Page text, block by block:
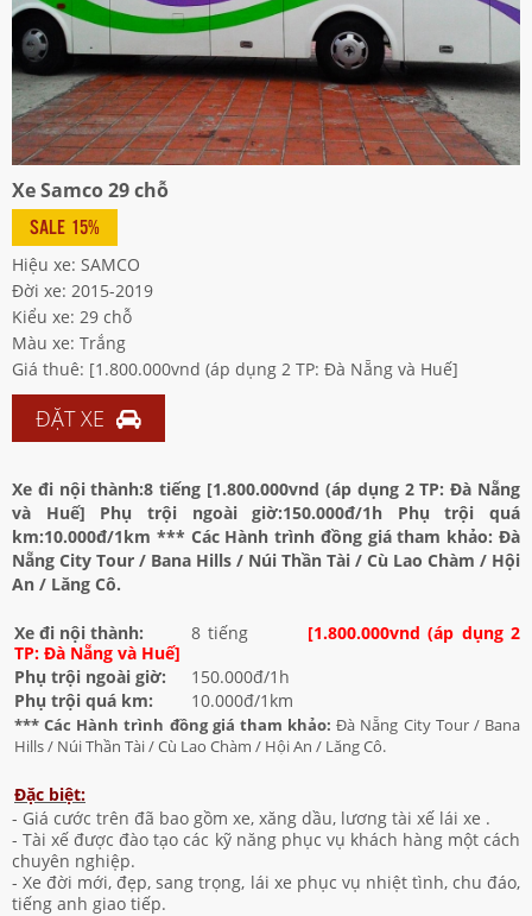
Xe Samco 29 chỗ
SALE 15%
Hiệu xe: SAMCO
Đời xe: 2015-2019
Kiểu xe: 29 chỗ
Màu xe: Trắng
Giá thuê: [1.800.000vnd (áp dụng 2 TP: Đà Nẵng và Huế]
ĐẶT XE
Xe đi nội thành:8 tiếng [1.800.000vnd (áp dụng 2 TP: Đà Nẵng
và Huế] Phụ trội ngoài giờ:150.000đ/1h Phụ trội quá
km:10.000đ/1km *** Các Hành trình đồng giá tham khảo: Đà
Nẵng City Tour / Bana Hills / Núi Thần Tài / Cù Lao Chàm / Hội
An / Lăng Cô.
Xe đi nội thành: 8 tiếng
[1.800.000vnd (áp dụng 2
TP: Đà Nẵng và Huế]
Phụ trội ngoài giờ:
150.000đ/1h
Phụ trội quá km:
10.000đ/1km
*** Các Hành trình đồng giá tham khảo:Đà Nẵng City Tour / Bana
Hills / Núi Thần Tài / Cù Lao Chàm / Hội An / Lăng Cô.
Đặc biệt:
- Giá cước trên đã bao gồm xe, xăng dầu, lương tài xế lái xe .
- Tài xế được đào tạo các kỹ năng phục vụ khách hàng một cách
chuyên nghiệp.
- Xe đời mới, đẹp, sang trọng, lái xe phục vụ nhiệt tình, chu đáo,
tiếng anh giao tiếp.